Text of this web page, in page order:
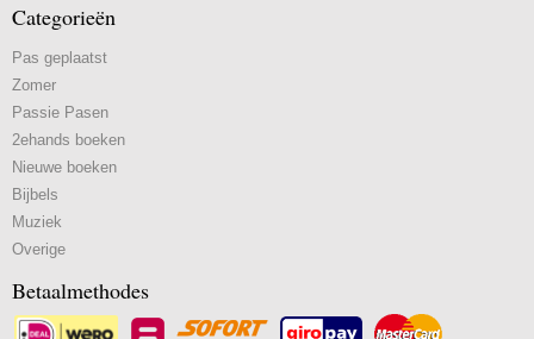
Categorieën
Pas geplaatst
Zomer
Passie Pasen
2ehands boeken
Nieuwe boeken
Bijbels
Muziek
Overige
Betaalmethodes